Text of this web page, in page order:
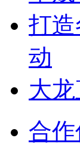
打
动
大
合